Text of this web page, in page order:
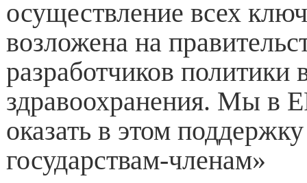
осуществление всех
возложена на
разработчиков политики
здравоохранения. Мы в
оказать в этом
государствам-членам»